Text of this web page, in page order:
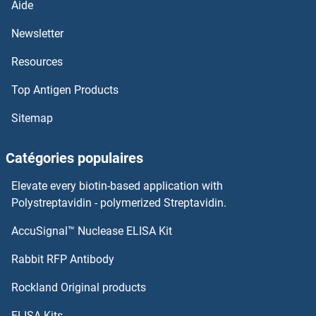
SLC1A1 Kits ELISA
SLC19A1 Kits ELISA
SLC16A6 Kits ELISA
SLC25A5 Kits ELISA
SLC26A4 Kits ELISA
Aide
Newsletter
Resources
Top Antigen Products
Sitemap
Catégories populaires
Elevate every biotin-based application with
Polystreptavidin - polymerized Streptavidin.
AccuSignal™ Nuclease ELISA Kit
Rabbit RFP Antibody
Rockland Original products